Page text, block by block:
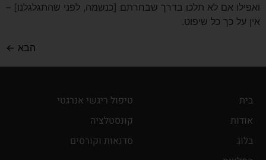
ואפילו אם לא תלכו בדרך שבחרתם [כנשמה, לפני שהתגלגלנו] –
אין על כך כל שיפוט.
הבא ←
בית
אודות
בלוג
טיפול ריגשי אנרגטי
קונסטלציה
סדנאות וקורסים